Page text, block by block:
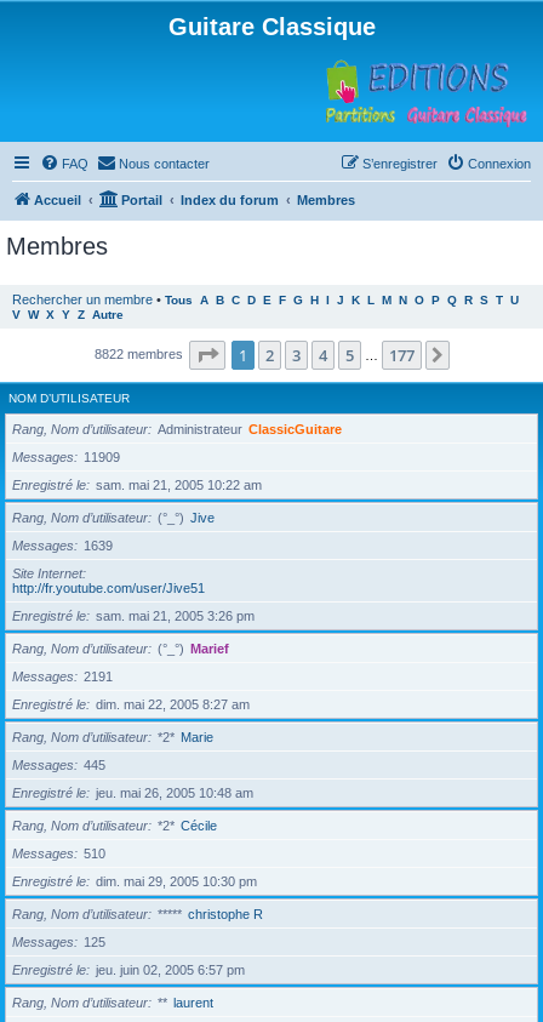
Guitare Classique
FAQ Nous contacter Connexion
S’enregistrer
Accueil Portail Index du forum Membres
Membres
Rechercher un membre • Tous A B C D E F G H I J K L M N O P Q R S T U
V W X Y Z Autre
8822 membres Page 1sur177
1 2 3 4 5 177
NOM D’UTILISATEUR
Rang, Nom d’utilisateur Administrateur ClassicGuitare
Messages
11909
Enregistré le
sam. mai 21, 2005 10:22 am
Rang, Nom d’utilisateur (°_°) Jive
Messages
1639
Site Internet
http://fr.youtube.com/user/Jive51
Enregistré le
sam. mai 21, 2005 3:26 pm
Rang, Nom d’utilisateur (°_°) Marief
Messages
2191
Enregistré le
dim. mai 22, 2005 8:27 am
Rang, Nom d’utilisateur *2* Marie
Messages
445
Enregistré le
jeu. mai 26, 2005 10:48 am
Rang, Nom d’utilisateur *2* Cécile
Messages
510
Enregistré le
dim. mai 29, 2005 10:30 pm
Rang, Nom d’utilisateur ***** christophe R
Messages
125
Enregistré le
jeu. juin 02, 2005 6:57 pm
Rang, Nom d’utilisateur ** laurent